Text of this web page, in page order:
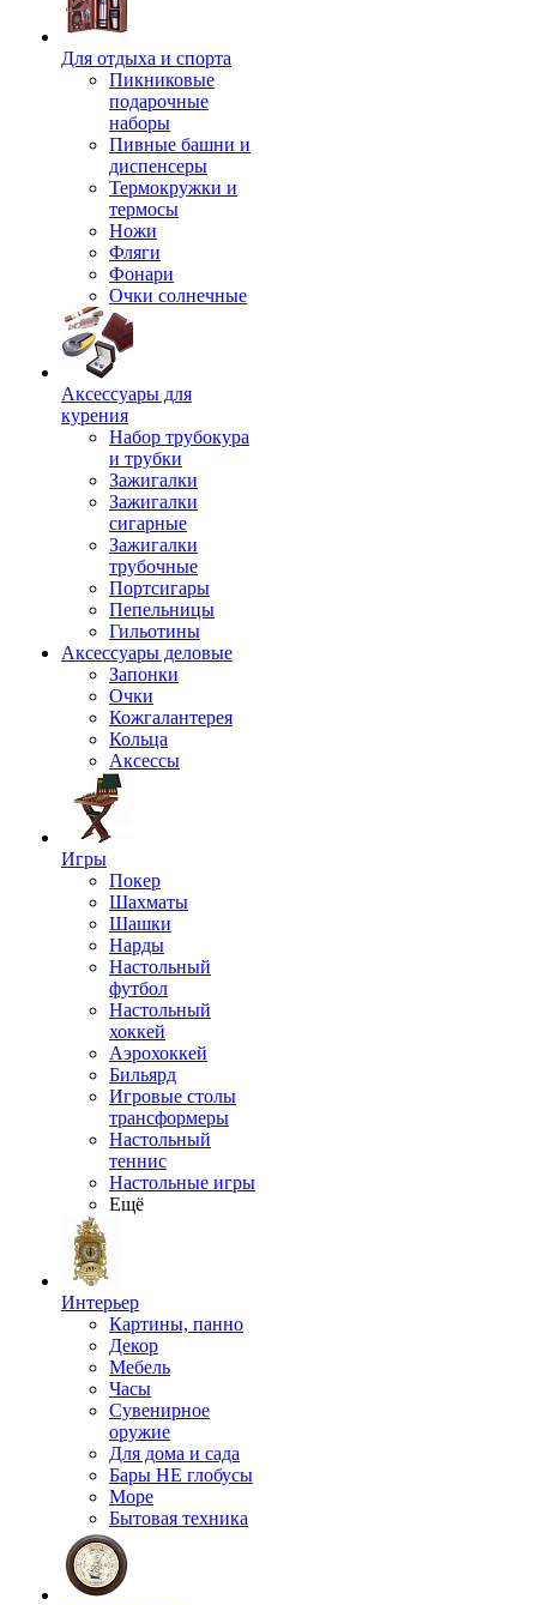
Для отдыха и спорта
Пикниковые
подарочные
наборы
Пивные башни и
диспенсеры
Термокружки и
термосы
Ножи
Фляги
Фонари
Очки солнечные
Аксессуары для
курения
Набор трубокура
и трубки
Зажигалки
Зажигалки
сигарные
Зажигалки
трубочные
Портсигары
Пепельницы
Гильотины
Аксессуары деловые
Запонки
Очки
Кожгалантерея
Кольца
Аксессы
Игры
Покер
Шахматы
Шашки
Нарды
Настольный
футбол
Настольный
хоккей
Аэрохоккей
Бильярд
Игровые столы
трансформеры
Настольный
теннис
Настольные игры
Ещё
Интерьер
Картины, панно
Декор
Мебель
Часы
Сувенирное
оружие
Для дома и сада
Бары НЕ глобусы
Море
Бытовая техника